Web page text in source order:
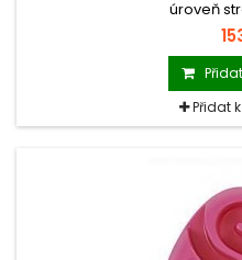
úroveň
Přidat